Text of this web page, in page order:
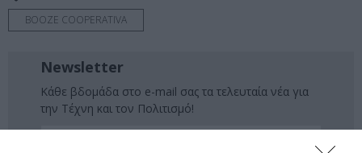
BOOZE COOPERATIVA
Newsletter
Κάθε βδομάδα στο e-mail σας τα τελευταία νέα για
την Τέχνη και τον Πολιτισμό!